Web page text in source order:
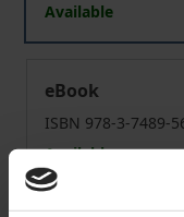
Available
eBook
ISBN 978-3-7489-
Available